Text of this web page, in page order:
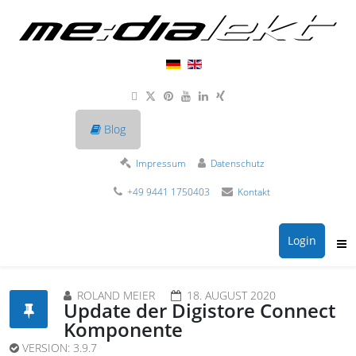
Blog
Impressum Datenschutz
+49 9441 1750403 Kontakt
Login
ROLAND MEIER 18. AUGUST 2020
Update der Digistore Connect
Komponente
VERSION: 3.9.7